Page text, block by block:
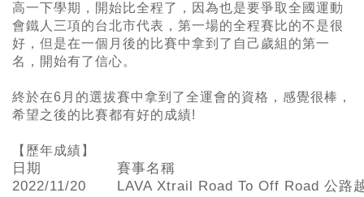
高一下學期 ， 開始比全程了 ， 因為也是要爭取全國運動
會鐵人三項的台北市代表 ， 第一場的全程賽比的不是很
好 ， 但是在一個月後的比賽中拿到了自己歲組的第一
名 ， 開始有了信心。
終於在6月的選拔賽中拿到了全運會的資格，感覺很棒，
希望之後的比賽都有好的成績!
【歷年成績】
日期
賽事名稱
2022/11/20
LAVA Xtrail Road To Off Road 公路